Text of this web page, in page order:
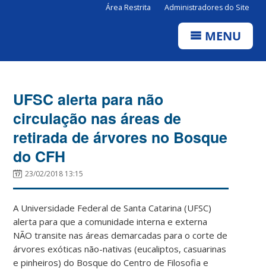
Área Restrita Administradores do Site
MENU
UFSC alerta para não
circulação nas áreas de
retirada de árvores no Bosque
do CFH
23/02/2018 13:15
A Universidade Federal de Santa Catarina (UFSC)
alerta para que a comunidade interna e externa
NÃO transite nas áreas demarcadas para o corte de
árvores exóticas não-nativas (eucaliptos, casuarinas
e pinheiros) do Bosque do Centro de Filosofia e